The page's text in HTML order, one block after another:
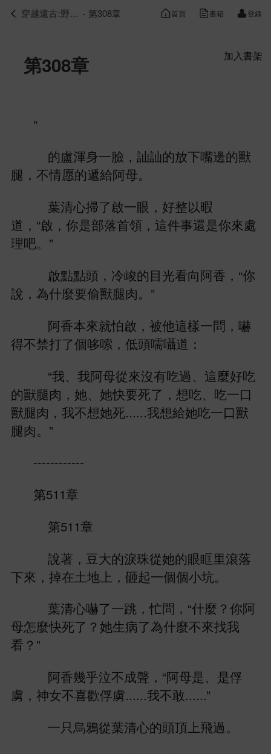
穿越遠古:野人老公霸道寵 - 第308章 首頁 書籍 登錄
第308章
”
盧渾
，訕訕 放 嘴邊
獸
腿，
愿 遞
阿母。
葉清
掃 啟 ，好
以暇
，“啟，
部落首領， 件事還
處
理吧。”
啟點點
， 峻 目 向阿
，“
，為什麼
偷獸腿肉。”
阿
本 就怕啟，被 樣
問，嚇
得
禁打 個哆嗦， 嚅囁
：
“
、 阿母從 沒 過、
麼好
獸腿肉，
、 ，
、
獸腿肉，
......
獸
腿肉。”
------------
第511章
第511章
著，豆
淚珠從
眶里滾落
，掉
，砸起 個個
坑。
葉清
嚇 ，忙問，“什麼？
阿
母
麼 ？ 病
為什麼
？”
阿
幾乎泣 成 ，“阿母 、
俘
虜，神女
俘虜......
敢......”
只烏鴉從葉清
頂
過。